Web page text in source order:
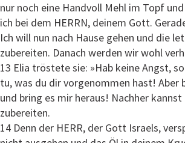
nur noch eine Handvoll Mehl im Topf
ich bei dem HERRN, deinem Gott.
Ich will nun nach Hause gehen und die
zubereiten. Danach werden wir wohl
13 Elia tröstete sie: »Hab keine Angst,
tu, was du dir vorgenommen hast!
und bring es mir heraus! Nachher
zubereiten.
14 Denn der HERR, der Gott Israels,